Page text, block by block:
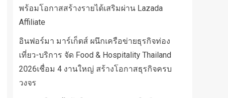
พร้อมโอกาสสร้างรายได้เสริมผ่าน Lazada
Affiliate
อินฟอร์มา มาร์เก็ตส์ ผนึกเครือข่ายธุรกิจท่อง
เที่ยว-บริการ จัด Food & Hospitality Thailand
2026เชื่อม 4 งานใหญ่ สร้างโอกาสธุรกิจครบ
วงจร